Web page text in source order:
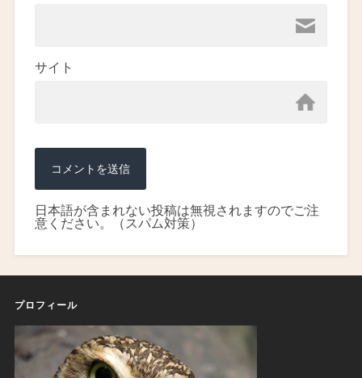
サイト
日本語が含まれない投稿は無視されますのでご注
意ください。（スパム対策）
プロフィール